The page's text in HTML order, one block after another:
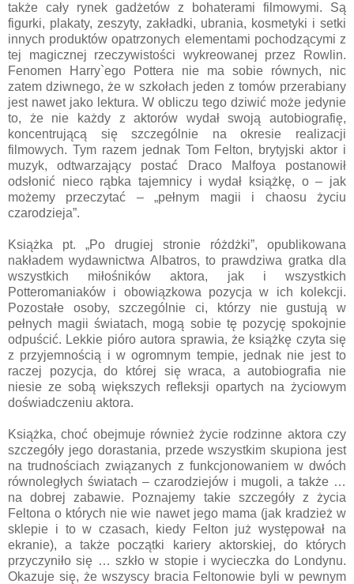
także cały rynek gadżetów z bohaterami filmowymi. Są
figurki, plakaty, zeszyty, zakładki, ubrania, kosmetyki i setki
innych produktów opatrzonych elementami pochodzącymi z
tej magicznej rzeczywistości wykreowanej przez Rowlin.
Fenomen Harry`ego Pottera nie ma sobie równych, nic
zatem dziwnego, że w szkołach jeden z tomów przerabiany
jest nawet jako lektura. W obliczu tego dziwić może jedynie
to, że nie każdy z aktorów wydał swoją autobiografię,
koncentrującą się szczególnie na okresie realizacji
filmowych. Tym razem jednak Tom Felton, brytyjski aktor i
muzyk, odtwarzający postać Draco Malfoya postanowił
odsłonić nieco rąbka tajemnicy i wydał książkę, o – jak
możemy przeczytać – „pełnym magii i chaosu życiu
czarodzieja”.
Książka pt. „Po drugiej stronie różdżki”, opublikowana
nakładem wydawnictwa Albatros, to prawdziwa gratka dla
wszystkich miłośników aktora, jak i wszystkich
Potteromaniaków i obowiązkowa pozycja w ich kolekcji.
Pozostałe osoby, szczególnie ci, którzy nie gustują w
pełnych magii światach, mogą sobie tę pozycję spokojnie
odpuścić. Lekkie pióro autora sprawia, że książkę czyta się
z przyjemnością i w ogromnym tempie, jednak nie jest to
raczej pozycja, do której się wraca, a autobiografia nie
niesie ze sobą większych refleksji opartych na życiowym
doświadczeniu aktora.
Książka, choć obejmuje również życie rodzinne aktora czy
szczegóły jego dorastania, przede wszystkim skupiona jest
na trudnościach związanych z funkcjonowaniem w dwóch
równoległych światach – czarodziejów i mugoli, a także …
na dobrej zabawie. Poznajemy takie szczegóły z życia
Feltona o których nie wie nawet jego mama (jak kradzież w
sklepie i to w czasach, kiedy Felton już występował na
ekranie), a także początki kariery aktorskiej, do których
przyczyniło się … szkło w stopie i wycieczka do Londynu.
Okazuje się, że wszyscy bracia Feltonowie byli w pewnym